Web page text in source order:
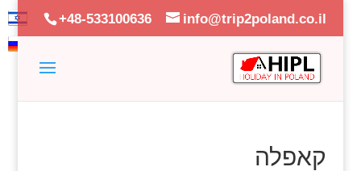
+48-533100636 info@trip2poland.co.il
קאפלה